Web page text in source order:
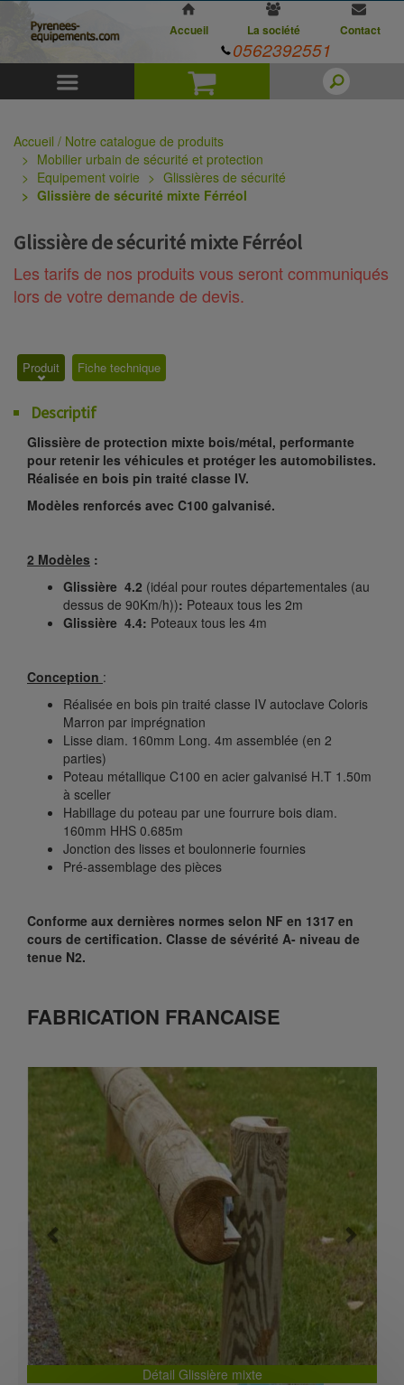
Panier
Accueil La société Contact
0562392551
Accueil / Notre catalogue de produits
Mobilier urbain de sécurité et protection
Equipement voirie
Glissières de sécurité
Glissière de sécurité mixte Férréol
Glissière de sécurité mixte Férréol
Les tarifs de nos produits vous seront communiqués
lors de votre demande de devis.
Produit Fiche technique
Descriptif
Glissière de protection mixte bois/métal, performante
pour retenir les véhicules et protéger les automobilistes.
Réalisée en bois pin traité classe IV.
Modèles renforcés avec C100 galvanisé.
2 Modèles :
Glissière 4.2 (idéal pour routes départementales (au
dessus de 90Km/h)): Poteaux tous les 2m
Glissière 4.4: Poteaux tous les 4m
Conception :
Réalisée en bois pin traité classe IV autoclave Coloris
Marron par imprégnation
Lisse diam. 160mm Long. 4m assemblée (en 2
parties)
Poteau métallique C100 en acier galvanisé H.T 1.50m
à sceller
Habillage du poteau par une fourrure bois diam.
160mm HHS 0.685m
Jonction des lisses et boulonnerie fournies
Pré-assemblage des pièces
Conforme aux dernières normes selon NF en 1317 en
cours de certification. Classe de sévérité A- niveau de
tenue N2.
FABRICATION FRANCAISE
Détail Glissière mixte
Previous Next